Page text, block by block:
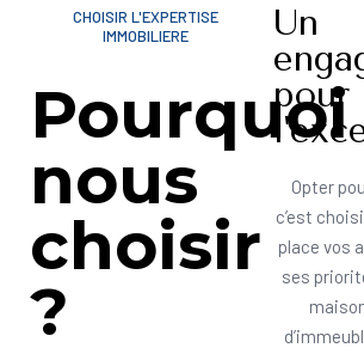
CHOISIR L'EXPERTISE
IMMOBILIERE
Pourquoi
nous
choisir
?
Un
pour
Opter
c’est
place vos
ses